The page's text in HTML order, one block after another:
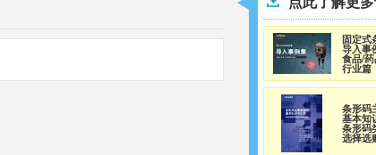
固定式
导入事
食品/
行业篇
条形码
基本知
条形码
选择选